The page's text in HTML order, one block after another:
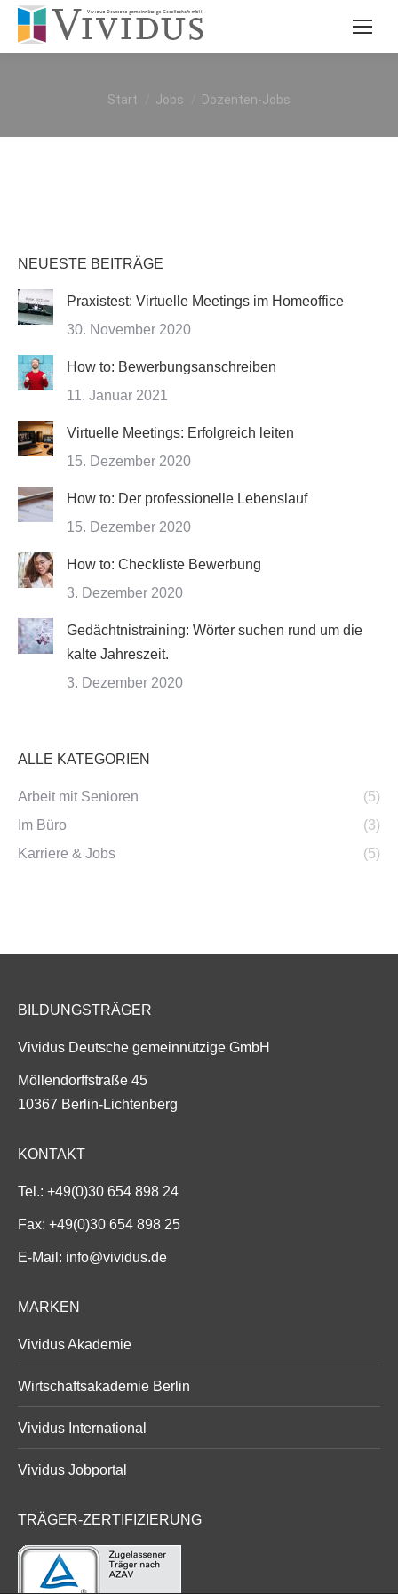
Sie befinden sich hier:
Start Jobs Dozenten-Jobs
NEUESTE BEITRÄGE
Praxistest: Virtuelle Meetings im Homeoffice
30. November 2020
How to: Bewerbungsanschreiben
11. Januar 2021
Virtuelle Meetings: Erfolgreich leiten
15. Dezember 2020
How to: Der professionelle Lebenslauf
15. Dezember 2020
How to: Checkliste Bewerbung
3. Dezember 2020
Gedächtnistraining: Wörter suchen rund um die
kalte Jahreszeit.
3. Dezember 2020
ALLE KATEGORIEN
Arbeit mit Senioren
(5)
Im Büro
(3)
Karriere & Jobs
(5)
BILDUNGSTRÄGER
Vividus Deutsche gemeinnützige GmbH
Möllendorffstraße 45
10367 Berlin-Lichtenberg
KONTAKT
Tel.: +49(0)30 654 898 24
Fax: +49(0)30 654 898 25
E-Mail: info@vividus.de
MARKEN
Vividus Akademie
Wirtschaftsakademie Berlin
Vividus International
Vividus Jobportal
TRÄGER-ZERTIFIZIERUNG